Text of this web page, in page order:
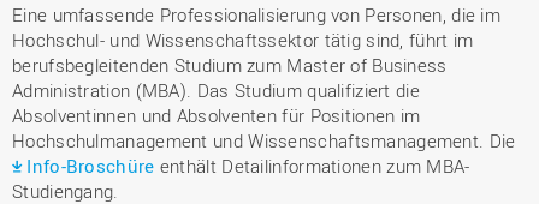
Eine umfassende Professionalisierung von Personen, die im
Hochschul- und Wissenschaftssektor tätig sind, führt im
berufsbegleitenden Studium zum Master of Business
Administration (MBA). Das Studium qualifiziert die
Absolventinnen und Absolventen für Positionen im
Hochschulmanagement und Wissenschaftsmanagement. Die
Info-Broschüre enthält Detailinformationen zum MBA-
Studiengang.